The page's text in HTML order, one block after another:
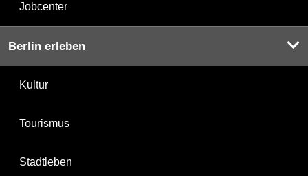
Jobcenter
Berlin erleben
Kultur
Tourismus
Stadtleben